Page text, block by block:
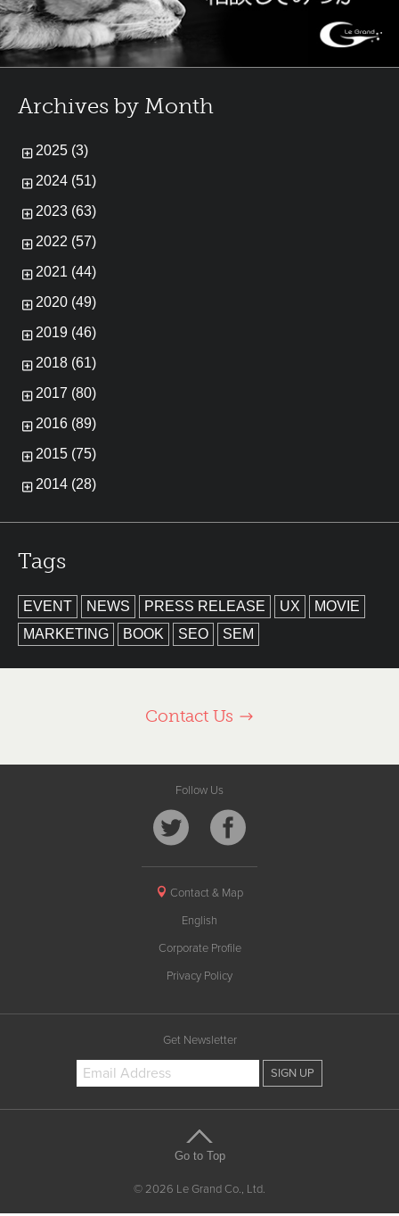
Archives by Month
2025 (3)
2024 (51)
2023 (63)
2022 (57)
2021 (44)
2020 (49)
2019 (46)
2018 (61)
2017 (80)
2016 (89)
2015 (75)
2014 (28)
Tags
EVENT NEWS PRESS RELEASE UX
MOVIE
MARKETING
BOOK SEO SEM
Contact Us
Follow Us
Contact & Map
English
Corporate Profile
Privacy Policy
Get Newsletter
Go to Top
© 2026 Le Grand Co., Ltd.